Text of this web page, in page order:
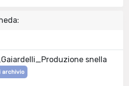
snella
archivio